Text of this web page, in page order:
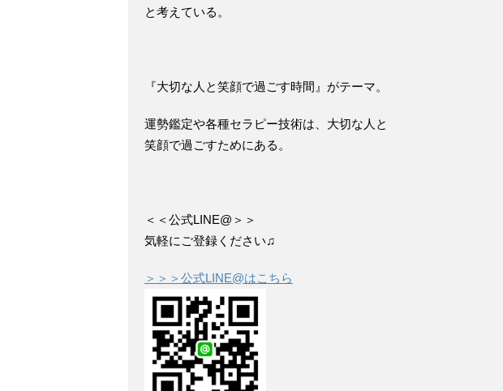
と考えている。
『大切な人と笑顔で過ごす時間』がテーマ。
運勢鑑定や各種セラピー技術は、大切な人と
笑顔で過ごすためにある。
＜＜公式LINE@＞＞
気軽にご登録ください♫
＞＞＞公式LINE@はこちら